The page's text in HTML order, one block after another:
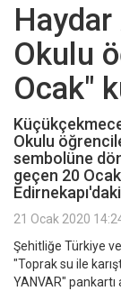
Okulu
Ocak"
Okulu
sembolüne
geçen 20 Ocak
21 Ocak 2020
Şehitliğe Türkiye
"Toprak su ile
YANVAR" pankartı